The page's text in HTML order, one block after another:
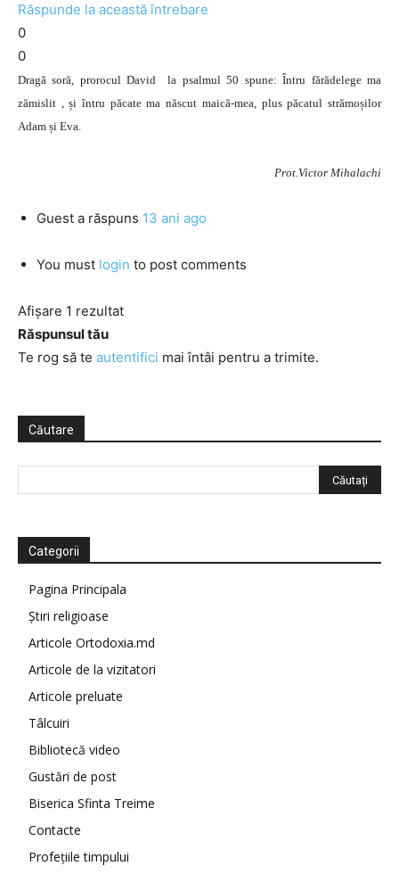
Răspunde la această întrebare
0
0
Dragă soră, prorocul David la psalmul 50 spune: Întru fărădelege ma
zămislit , și întru păcate ma născut maică-mea, plus păcatul strămoșilor
Adam și Eva.
Prot.Victor Mihalachi
Guest a răspuns 13 ani ago
You must login to post comments
Afișare 1 rezultat
Răspunsul tău
Te rog să te autentifici mai întâi pentru a trimite.
Căutare
Categorii
Pagina Principala
Știri religioase
Articole Ortodoxia.md
Articole de la vizitatori
Articole preluate
Tâlcuiri
Bibliotecă video
Gustări de post
Biserica Sfinta Treime
Contacte
Profețiile timpului